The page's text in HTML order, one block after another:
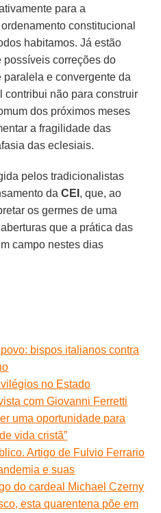
para a
constitucional
habitamos. Já estão
possíveis correções do
e convergente da
contribui não para construir
dos próximos meses
a fragilidade das
das eclesiais.
pelos tradicionalistas
daCEI , que, ao
os germes de uma
que a prática das
campo nestes dias
bispos italianos contra
no Estado
com Giovanni Ferretti
uma oportunidade para
vida cristã”
Artigo de Fulvio Ferrario
e suas
do cardeal Michael Czerny
esta quarentena põe em